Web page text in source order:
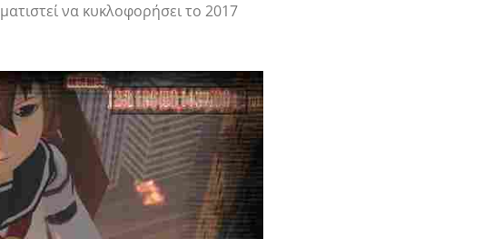
να κυκλοφορήσει το 2017